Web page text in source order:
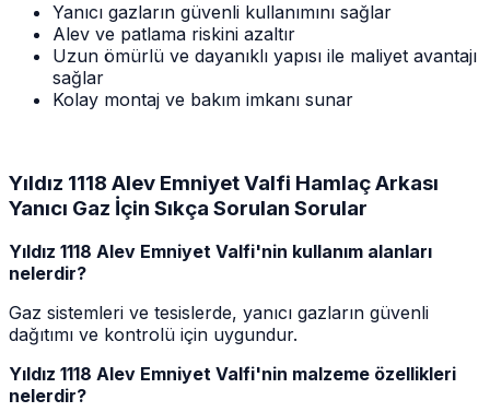
Yanıcı gazların güvenli kullanımını sağlar
Alev ve patlama riskini azaltır
Uzun ömürlü ve dayanıklı yapısı ile maliyet avantajı
sağlar
Kolay montaj ve bakım imkanı sunar
Yıldız 1118 Alev Emniyet Valfi Hamlaç Arkası
Yanıcı Gaz İçin Sıkça Sorulan Sorular
Yıldız 1118 Alev Emniyet Valfi'nin kullanım alanları
nelerdir?
Gaz sistemleri ve tesislerde, yanıcı gazların güvenli
dağıtımı ve kontrolü için uygundur.
Yıldız 1118 Alev Emniyet Valfi'nin malzeme özellikleri
nelerdir?